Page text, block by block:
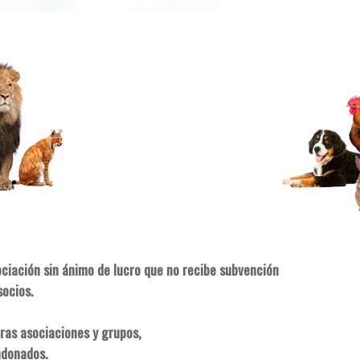
sin ánimo de lucro que no recibe subvención
asociaciones y grupos,